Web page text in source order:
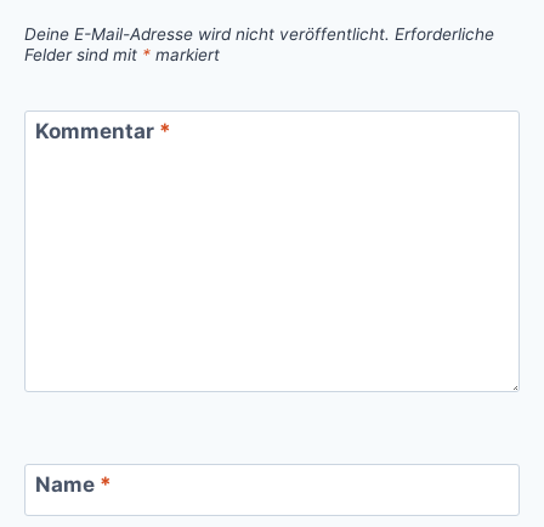
Deine E-Mail-Adresse wird nicht veröffentlicht. Erforderliche
Felder sind mit * markiert
Kommentar *
Name *